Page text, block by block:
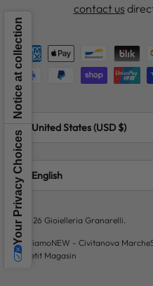
contact us
Payment methods
Country/Region
United States (USD $)
Language
English
© 2026 Gioielleria Granarelli
Chi siamoNEW - Civitanova Marche
Le Petit Magasin
Your Privacy Choices
Notice at collection